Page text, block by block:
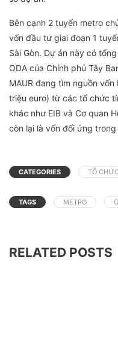
Bên cạnh 2 tuyến metro
vốn đầu tư giai đoạn 1
Sài Gòn. Dự án này có
ODA của Chính phủ Tây
MAUR đang tìm nguồn
triệu euro) từ các tổ chức
khác như EIB và Cơ quan
còn lại là vốn đối ứng trong
CATEGORIES TỔ
TAGS METRO
RELATED POSTS